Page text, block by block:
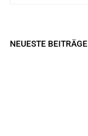
NEUESTE BEITRÄGE